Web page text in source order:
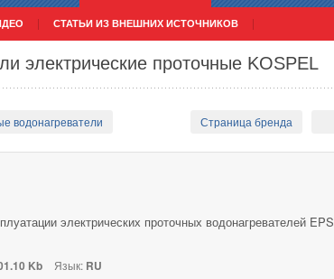
СТАТЬИ ИЗ ВНЕШНИХ ИСТОЧНИКОВ
электрические проточные KOSPEL
водонагреватели Страница бренда
электрических проточных водонагревателей EPS
Kb Язык: RU